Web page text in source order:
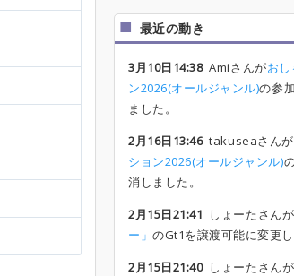
最近の動き
3月10日14:38Amiさんがおし
ン2026(オールジャンル)の参
ました。
2月16日13:46takuseaさんが
ション2026(オールジャンル)
消しました。
2月15日21:41 しょーたさんが
ー」のGt1を譲渡可能に変更し
2月15日21:40しょーたさんが